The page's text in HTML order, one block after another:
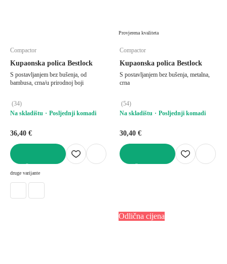
Compactor
Kupaonska polica Bestlock
S postavljanjem bez bušenja, od
bambusa, crna/u prirodnoj boji
(34)
Na skladištu
Posljednji komadi
36,40 €
druge varijante
Provjerena kvaliteta
Compactor
Kupaonska polica Bestlock
S postavljanjem bez bušenja, metalna,
crna
(54)
Na skladištu
Posljednji komadi
30,40 €
Odlična cijena